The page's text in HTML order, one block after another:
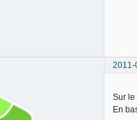
2011-
Sur le
En